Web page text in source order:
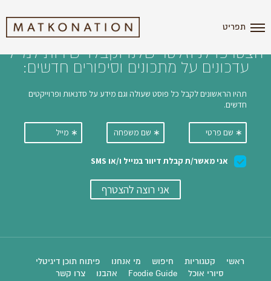
תפריט
הצטרפו לניוזלטר שלנו וקבלו ישירות למייל
עדכונים על מתכונים וסיפורים חדשים:
ראשי קטגוריות חיפוש מי אנחנו
פיתוח תוכן דיגיטלי
סיורי אוכל
Foodie Guide אהבנו צרו קשר